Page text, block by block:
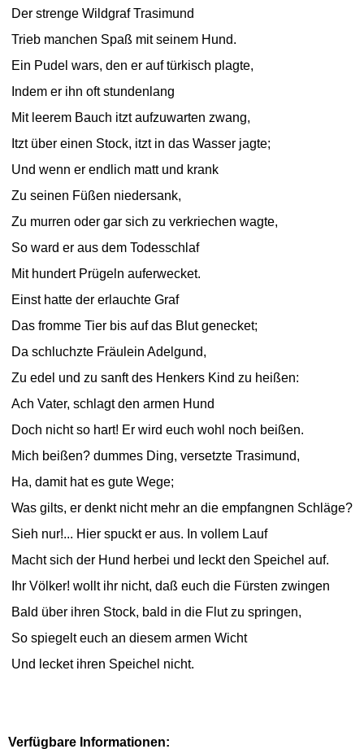
Der strenge Wildgraf Trasimund
Trieb manchen Spaß mit seinem Hund.
Ein Pudel wars, den er auf türkisch plagte,
Indem er ihn oft stundenlang
Mit leerem Bauch itzt aufzuwarten zwang,
Itzt über einen Stock, itzt in das Wasser jagte;
Und wenn er endlich matt und krank
Zu seinen Füßen niedersank,
Zu murren oder gar sich zu verkriechen wagte,
So ward er aus dem Todesschlaf
Mit hundert Prügeln auferwecket.
Einst hatte der erlauchte Graf
Das fromme Tier bis auf das Blut genecket;
Da schluchzte Fräulein Adelgund,
Zu edel und zu sanft des Henkers Kind zu heißen:
Ach Vater, schlagt den armen Hund
Doch nicht so hart! Er wird euch wohl noch beißen.
Mich beißen? dummes Ding, versetzte Trasimund,
Ha, damit hat es gute Wege;
Was gilts, er denkt nicht mehr an die empfangnen Schläge?
Sieh nur!... Hier spuckt er aus. In vollem Lauf
Macht sich der Hund herbei und leckt den Speichel auf.
Ihr Völker! wollt ihr nicht, daß euch die Fürsten zwingen
Bald über ihren Stock, bald in die Flut zu springen,
So spiegelt euch an diesem armen Wicht
Und lecket ihren Speichel nicht.
Verfügbare Informationen: